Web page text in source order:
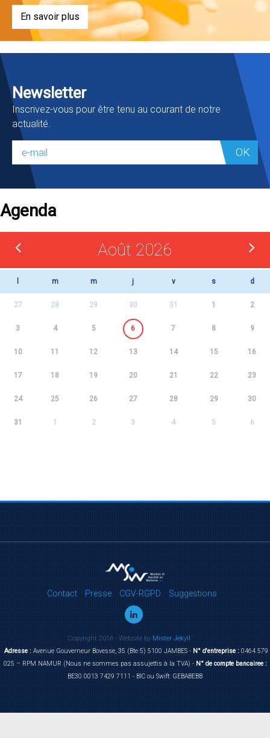
En savoir plus
Newsletter
Inscrivez-vous pour être tenu au courant de notre
actualité.
OK
Agenda
Août 2026
m m j v s d
27 28 29 30 31 1 2
3 4 5 6 7 8 9
10 11 12 13 14 15 16
17 18 19 20 21 22 23
24 25 26 27 28 29 30
31 1 2 3 4 5 6
Contact Presse CGV-RGPD Suggestions
Copyright 2016 - Website byMister Jekyll
Adresse :Avenue Gouverneur Bovesse, 35 (Bte 5) 5100 JAMBES -N° d'entreprise :0464 579
025 – RPM NAMUR (Nous ne sommes pas assujettis à la TVA) -N° de compte bancairee :
BE30 0013 7429 7111 - BIC ou Swift: GEBABEBB